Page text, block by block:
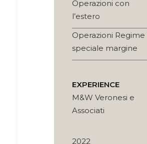
Operazioni con
l’estero
Operazioni Regime
speciale margine
EXPERIENCE
M&W Veronesi e
Associati
2022